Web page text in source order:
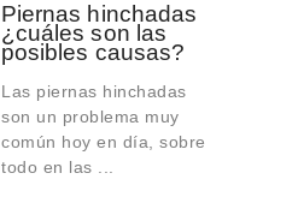
Piernas hinchadas
¿cuáles son las
posibles causas?
Las piernas hinchadas
son un problema muy
común hoy en día, sobre
todo en las ...